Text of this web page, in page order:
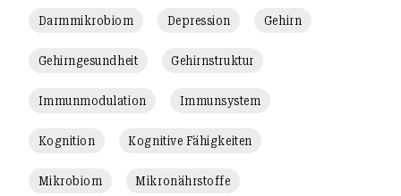
Darmmikrobiom Depression Gehirn
Gehirngesundheit Gehirnstruktur
Immunmodulation Immunsystem
Kognition Kognitive Fähigkeiten
Mikrobiom Mikronährstoffe